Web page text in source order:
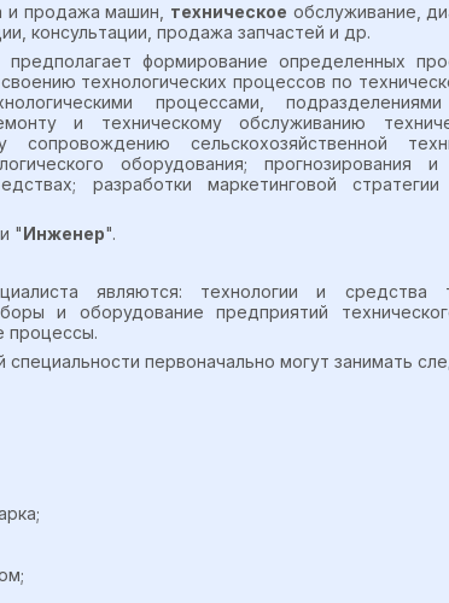
и продажа машин, техническое обслуживание,
консультации, продажа запчастей и др.
формирование определенных
технологических процессов по
процессами,
и техническому обслуживанию
сопровождению сельскохозяйственной
оборудования; прогнозирования
разработки маркетинговой
"Инженер".
являются: технологии и средства
и оборудование предприятий
процессы.
специальности первоначально могут занимать